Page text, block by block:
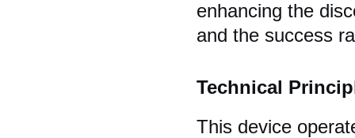
enhancing the
and the success
Technical
This device